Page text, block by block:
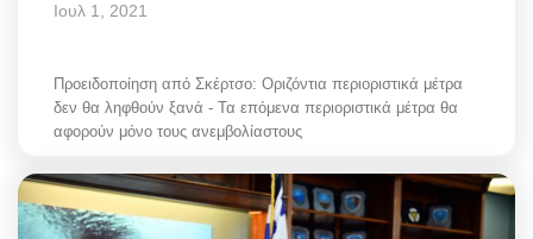
Ιουλ 1, 2021
Προειδοποίηση από Σκέρτσο: Οριζόντια περιοριστικά μέτρα
δεν θα ληφθούν ξανά - Τα επόμενα περιοριστικά μέτρα θα
αφορούν μόνο τους ανεμβολίαστους